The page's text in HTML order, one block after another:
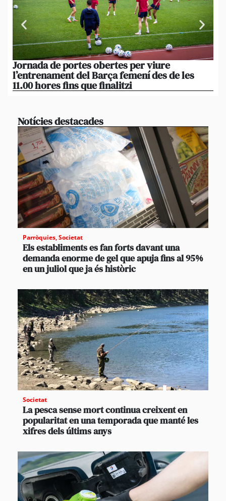
Jornada de portes obertes per viure
l’entrenament del Barça femení des de les
11.00 hores fins que finalitzi
Notícies destacades
Parròquies,Societat
Els establiments es fan forts davant una
demanda enorme de gel que apuja fins al 95%
en un juliol que ja és històric
Societat
La pesca sense mort continua creixent en
popularitat en una temporada que manté les
xifres dels últims anys